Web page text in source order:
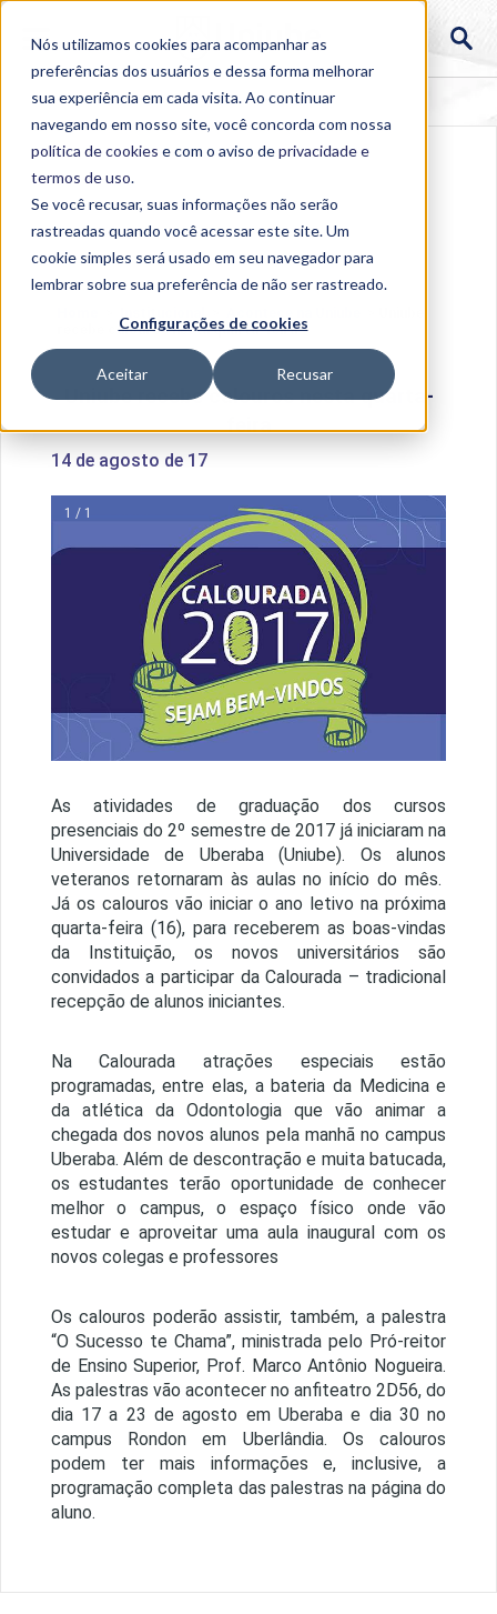
Nós utilizamos cookies para acompanhar as
preferências dos usuários e dessa forma melhorar
sua experiência em cada visita. Ao continuar
navegando em nosso site, você concorda com nossa
política de cookies e com o aviso deprivacidade e
termos de uso.
Se você recusar, suas informações não serão
rastreadas quando você acessar este site. Um
cookie simples será usado em seu navegador para
lembrar sobre sua preferência de não ser rastreado.
Configurações de cookies
Aceitar Recusar
recebe calouros nesta quarta-feira
Uniube recebe calouros nesta quarta-
feira
14 de agosto de 17
1 / 1
As atividades de graduação dos cursos
presenciais do 2º semestre de 2017 já iniciaram na
Universidade de Uberaba (Uniube). Os alunos
veteranos retornaram às aulas no início do mês.
Já os calouros vão iniciar o ano letivo na próxima
quarta-feira (16), para receberem as boas-vindas
da Instituição, os novos universitários são
convidados a participar da Calourada – tradicional
recepção de alunos iniciantes.
Na Calourada atrações especiais estão
programadas, entre elas, a bateria da Medicina e
da atlética da Odontologia que vão animar a
chegada dos novos alunos pela manhã no campus
Uberaba. Além de descontração e muita batucada,
os estudantes terão oportunidade de conhecer
melhor o campus, o espaço físico onde vão
estudar e aproveitar uma aula inaugural com os
novos colegas e professores
Os calouros poderão assistir, também, a palestra
“O Sucesso te Chama”, ministrada pelo Pró-reitor
de Ensino Superior, Prof. Marco Antônio Nogueira.
As palestras vão acontecer no anfiteatro 2D56, do
dia 17 a 23 de agosto em Uberaba e dia 30 no
campus Rondon em Uberlândia. Os calouros
podem ter mais informações e, inclusive, a
programação completa das palestras na página do
aluno.